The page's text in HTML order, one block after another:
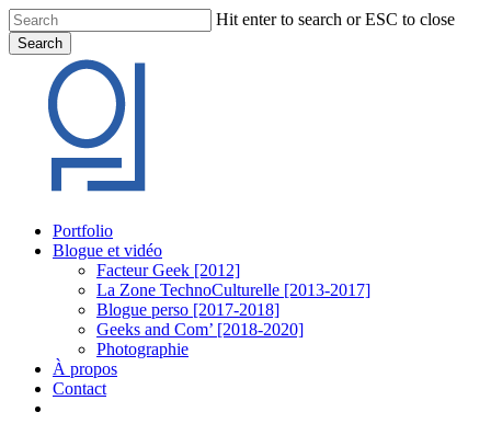
Skip
to
main
content
Hit enter to search or ESC to close
Search
Search
Menu
Portfolio
Blogue et vidéo
Facteur Geek [2012]
La Zone TechnoCulturelle [2013-2017]
Blogue perso [2017-2018]
Geeks and Com’ [2018-2020]
Photographie
À propos
Contact